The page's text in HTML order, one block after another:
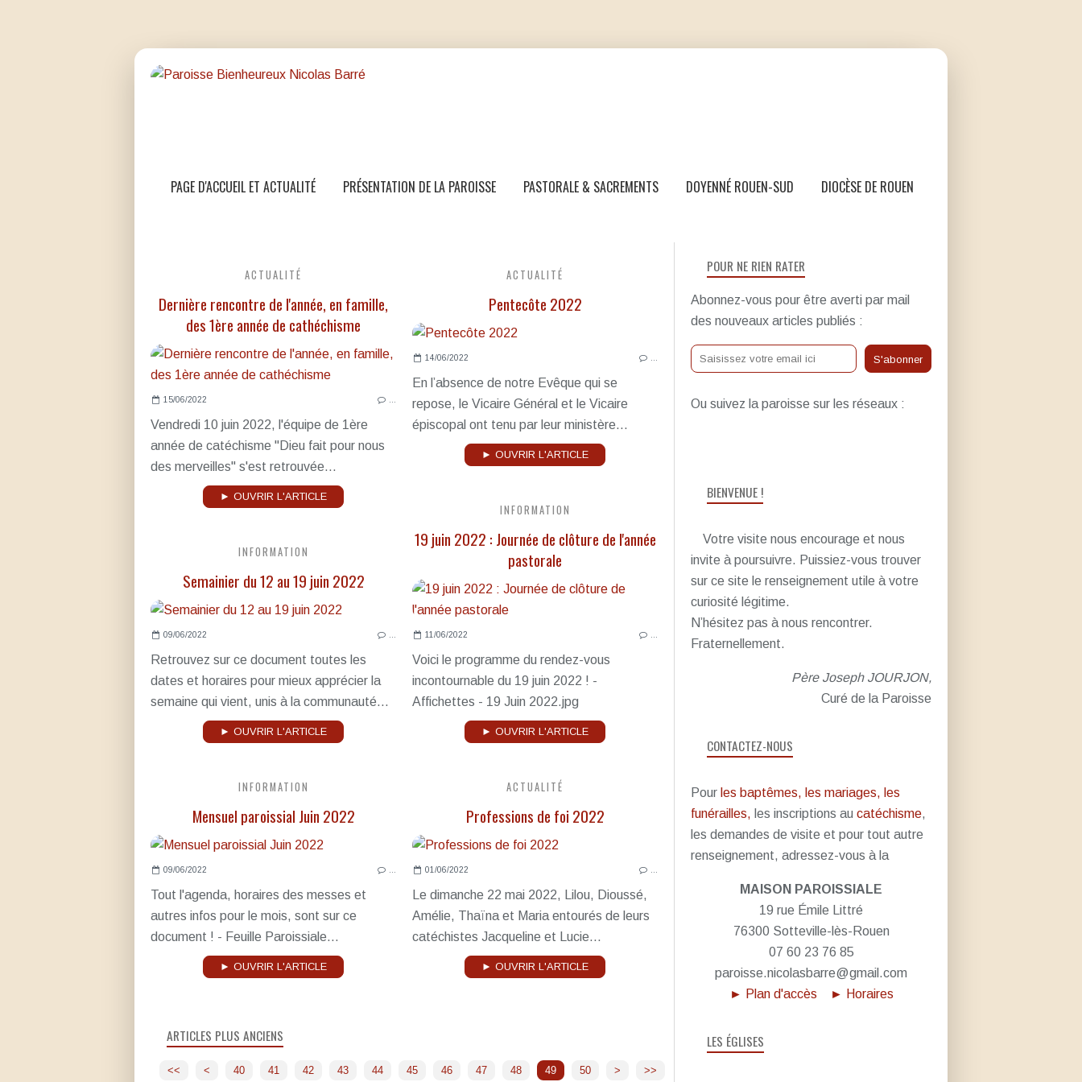
PAGE D'ACCUEIL ET ACTUALITÉ PRÉSENTATION DE LA PAROISSE PASTORALE & SACREMENTS DOYENNÉ ROUEN-SUD DIOCÈSE DE ROUEN
ACTUALITÉ
Dernière rencontre de l'année, en famille,
des 1ère année de cathéchisme
15/06/2022
Vendredi 10 juin 2022, l'équipe de 1ère
année de catéchisme "Dieu fait pour nous
des merveilles" s'est retrouvée...
► OUVRIR L'ARTICLE
ACTUALITÉ
Pentecôte 2022
14/06/2022
En l’absence de notre Evêque qui se
repose, le Vicaire Général et le Vicaire
épiscopal ont tenu par leur ministère...
► OUVRIR L'ARTICLE
INFORMATION
19 juin 2022 : Journée de clôture de l'année
pastorale
11/06/2022
Voici le programme du rendez-vous
incontournable du 19 juin 2022 ! -
Affichettes - 19 Juin 2022.jpg
► OUVRIR L'ARTICLE
INFORMATION
Semainier du 12 au 19 juin 2022
09/06/2022
Retrouvez sur ce document toutes les
dates et horaires pour mieux apprécier la
semaine qui vient, unis à la communauté...
► OUVRIR L'ARTICLE
INFORMATION
Mensuel paroissial Juin 2022
09/06/2022
Tout l'agenda, horaires des messes et
autres infos pour le mois, sont sur ce
document ! - Feuille Paroissiale...
► OUVRIR L'ARTICLE
ACTUALITÉ
Professions de foi 2022
01/06/2022
Le dimanche 22 mai 2022, Lilou, Dioussé,
Amélie, Thaïna et Maria entourés de leurs
catéchistes Jacqueline et Lucie...
► OUVRIR L'ARTICLE
ARTICLES PLUS ANCIENS
<< < 10
20
30
40 41 42 43 44 45 46 47 48 49 50 60
70
80
90
100
> >>
POUR NE RIEN RATER
Abonnez-vous pour être averti par mail
des nouveaux articles publiés :
Ou suivez la paroisse sur les réseaux :
BIENVENUE !
Votre visite nous encourage et nous
invite à poursuivre. Puissiez-vous trouver
sur ce site le renseignement utile à votre
curiosité légitime.
N’hésitez pas à nous rencontrer.
Fraternellement.
Père Joseph JOURJON,
Curé de la Paroisse
CONTACTEZ-NOUS
Pour les baptêmes, les mariages, les
funérailles, les inscriptions au catéchisme,
les demandes de visite et pour tout autre
renseignement, adressez-vous à la
MAISON PAROISSIALE
19 rue Émile Littré
76300 Sotteville-lès-Rouen
07 60 23 76 85
paroisse.nicolasbarre@gmail.com
► Plan d'accès
► Horaires
LES ÉGLISES